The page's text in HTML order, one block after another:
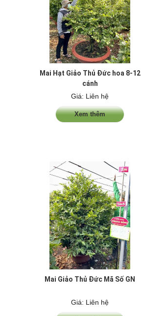
Mai Hạt Giảo Thủ Đức hoa 8-12
cánh
Giá: Liên hệ
Xem thêm
Mai Giảo Thủ Đức Mã Số GN
Giá: Liên hệ